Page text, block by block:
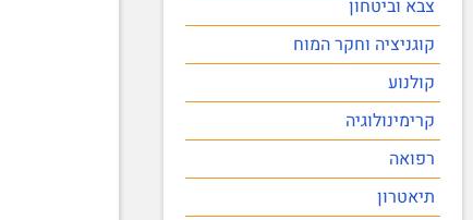
צבא וביטחון
קוגניציה וחקר המוח
קולנוע
קרימינולוגיה
רפואה
תיאטרון